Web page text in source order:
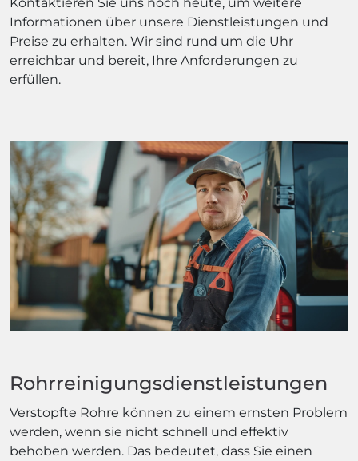
Informationen über unsere Dienstleistungen und
Preise zu erhalten. Wir sind rund um die Uhr
erreichbar und bereit, Ihre Anforderungen zu
erfüllen.
Rohrreinigungsdienstleistungen
Verstopfte Rohre können zu einem ernsten Problem
werden, wenn sie nicht schnell und effektiv
behoben werden. Das bedeutet, dass Sie einen